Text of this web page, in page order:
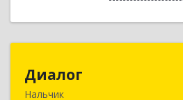
Диалог
Нальчик
360016, Кабардино-